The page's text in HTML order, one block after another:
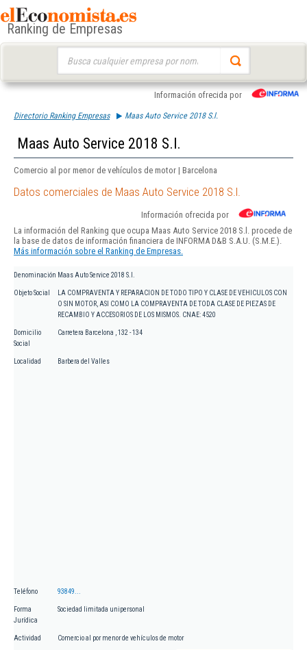
Ranking de Empresas
Información ofrecida por
Directorio Ranking Empresas Maas Auto Service 2018 S.l.
Maas Auto Service 2018 S.l.
Comercio al por menor de vehículos de motor | Barcelona
Datos comerciales de Maas Auto Service 2018 S.l.
Información ofrecida por
La información del Ranking que ocupa Maas Auto Service 2018 S.l. procede de
la base de datos de información financiera de INFORMA D&B S.A.U. (S.M.E.).
Más información sobre el Ranking de Empresas.
Denominación Maas Auto Service 2018 S.l.
Objeto Social
LA COMPRAVENTA Y REPARACION DE TODO TIPO Y CLASE DE VEHICULOS CON
O SIN MOTOR, ASI COMO LA COMPRAVENTA DE TODA CLASE DE PIEZAS DE
RECAMBIO Y ACCESORIOS DE LOS MISMOS. CNAE: 4520
Domicilio
Social
Carretera Barcelona , 132 - 134
Localidad Barbera del Valles
Teléfono 93849...
Forma
Jurídica
Sociedad limitada unipersonal
Actividad Comercio al por menor de vehículos de motor